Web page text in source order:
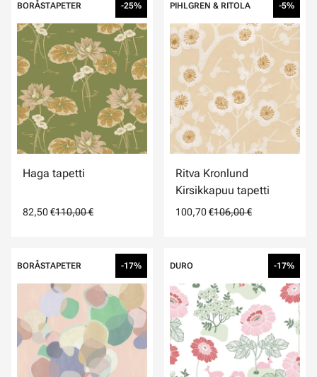
BORÅSTAPETER -25%
Haga tapetti
82,50 €110,00 €
PIHLGREN & RITOLA -5%
Ritva Kronlund
Kirsikkapuu tapetti
100,70 €106,00 €
BORÅSTAPETER -17% DURO -17%